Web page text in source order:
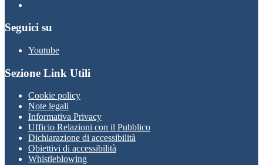
Seguici su
Youtube
Sezione Link Utili
Cookie policy
Note legali
Informativa Privacy
Ufficio Relazioni con il Pubblico
Dichiarazione di accessibilità
Obiettivi di accessibilità
Whistleblowing